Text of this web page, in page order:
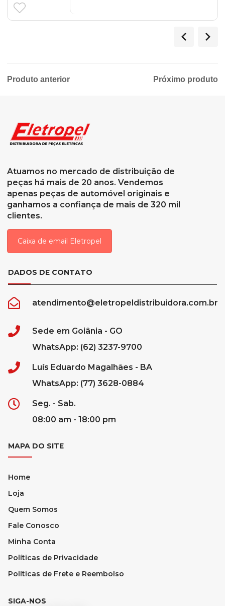
Produto anterior Próximo produto
Atuamos no mercado de distribuição de
peças há mais de 20 anos. Vendemos
apenas peças de automóvel originais e
ganhamos a confiança de mais de 320 mil
clientes.
Caixa de email Eletropel
DADOS DE CONTATO
atendimento@eletropeldistribuidora.com.br
Sede em Goiânia - GO
WhatsApp: (62) 3237-9700
Luís Eduardo Magalhães - BA
WhatsApp: (77) 3628-0884
Seg. - Sab.
08:00 am - 18:00 pm
MAPA DO SITE
Home
Loja
Quem Somos
Fale Conosco
Minha Conta
Políticas de Privacidade
Políticas de Frete e Reembolso
SIGA-NOS